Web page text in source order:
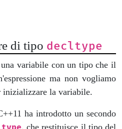
di tipo decltype
variabile con un tipo che il
ma non vogliamo
inizializzare la variabile.
ha introdotto un secondo
, che restituisce il tipo del